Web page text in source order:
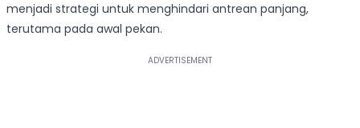
menjadi strategi untuk menghindari antrean panjang,
terutama pada awal pekan.